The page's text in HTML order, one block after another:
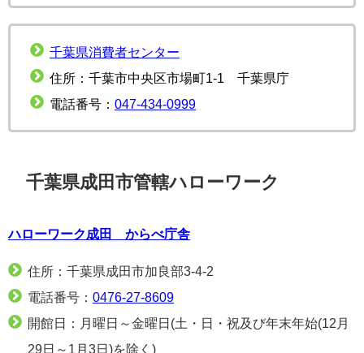
千葉県消費者センター
住所：千葉市中央区市場町1-1 千葉県庁
電話番号： 047-434-0999
千葉県成田市管轄ハローワーク
ハローワーク成田 からべ庁舎
住所：千葉県成田市加良部3-4-2
電話番号： 0476-27-8609
開館日：月曜日～金曜日(土・日・祝及び年末年始(12月
29日～1月3日)を除く)